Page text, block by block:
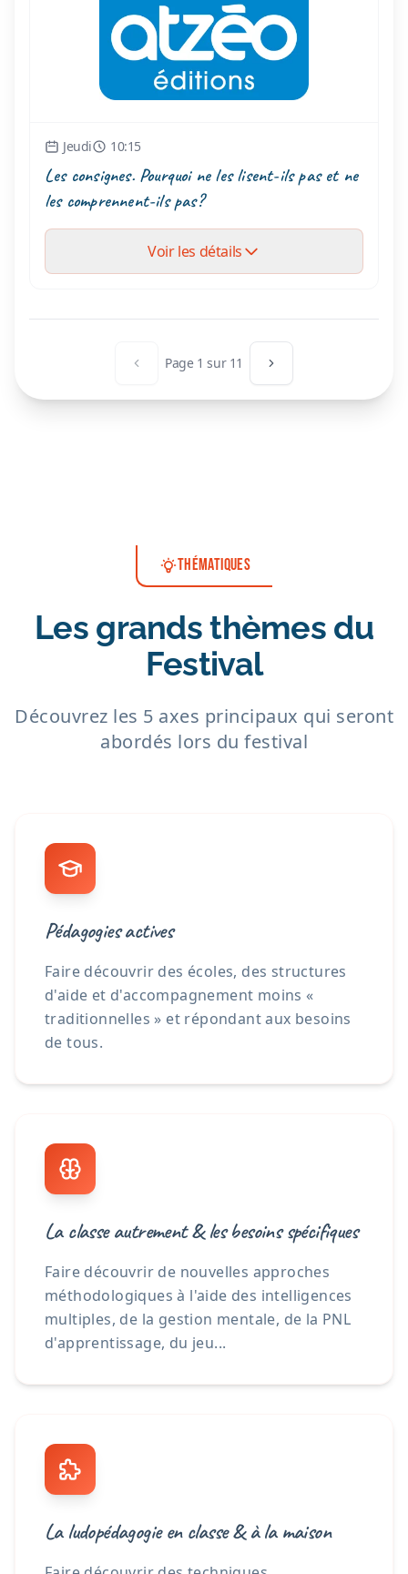
Jeudi 10:15
Les consignes. Pourquoi ne les lisent-ils pas et ne
les comprennent-ils pas?
Voir les détails
Page précédente
Page 1 sur 11 Page suivante
THÉMATIQUES
Les grands thèmes du
Festival
Découvrez les 5 axes principaux qui seront
abordés lors du festival
Pédagogies actives
Faire découvrir des écoles, des structures
d'aide et d'accompagnement moins «
traditionnelles » et répondant aux besoins
de tous.
La classe autrement & les besoins spécifiques
Faire découvrir de nouvelles approches
méthodologiques à l'aide des intelligences
multiples, de la gestion mentale, de la PNL
d'apprentissage, du jeu...
La ludopédagogie en classe & à la maison